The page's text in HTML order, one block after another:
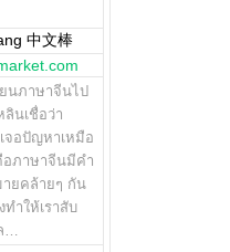
中文棒
ยนภาษาจีนไป
ลินเชื่อว่า
จอปัญหาเหมือ
ภาษาจีนมีคำ
ยคล้ายๆ กัน
ทำให้เราสับ
…